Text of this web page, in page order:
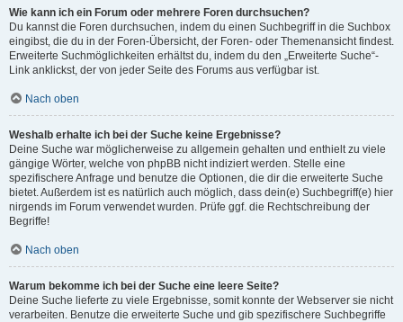
Wie kann ich ein Forum oder mehrere Foren durchsuchen?
Du kannst die Foren durchsuchen, indem du einen Suchbegriff in die Suchbox
eingibst, die du in der Foren-Übersicht, der Foren- oder Themenansicht findest.
Erweiterte Suchmöglichkeiten erhältst du, indem du den „Erweiterte Suche“-
Link anklickst, der von jeder Seite des Forums aus verfügbar ist.
Nach oben
Weshalb erhalte ich bei der Suche keine Ergebnisse?
Deine Suche war möglicherweise zu allgemein gehalten und enthielt zu viele
gängige Wörter, welche von phpBB nicht indiziert werden. Stelle eine
spezifischere Anfrage und benutze die Optionen, die dir die erweiterte Suche
bietet. Außerdem ist es natürlich auch möglich, dass dein(e) Suchbegriff(e) hier
nirgends im Forum verwendet wurden. Prüfe ggf. die Rechtschreibung der
Begriffe!
Nach oben
Warum bekomme ich bei der Suche eine leere Seite?
Deine Suche lieferte zu viele Ergebnisse, somit konnte der Webserver sie nicht
verarbeiten. Benutze die erweiterte Suche und gib spezifischere Suchbegriffe